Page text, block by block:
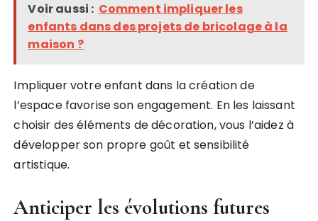
Voir aussi : Comment impliquer les
enfants dans des projets de bricolage à la
maison ?
Impliquer votre enfant dans la création de
l’espace favorise son engagement. En les laissant
choisir des éléments de décoration, vous l’aidez à
développer son propre goût et sensibilité
artistique.
Anticiper les évolutions futures